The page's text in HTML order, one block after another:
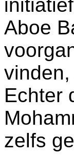
Aboe
Echter
zelfs